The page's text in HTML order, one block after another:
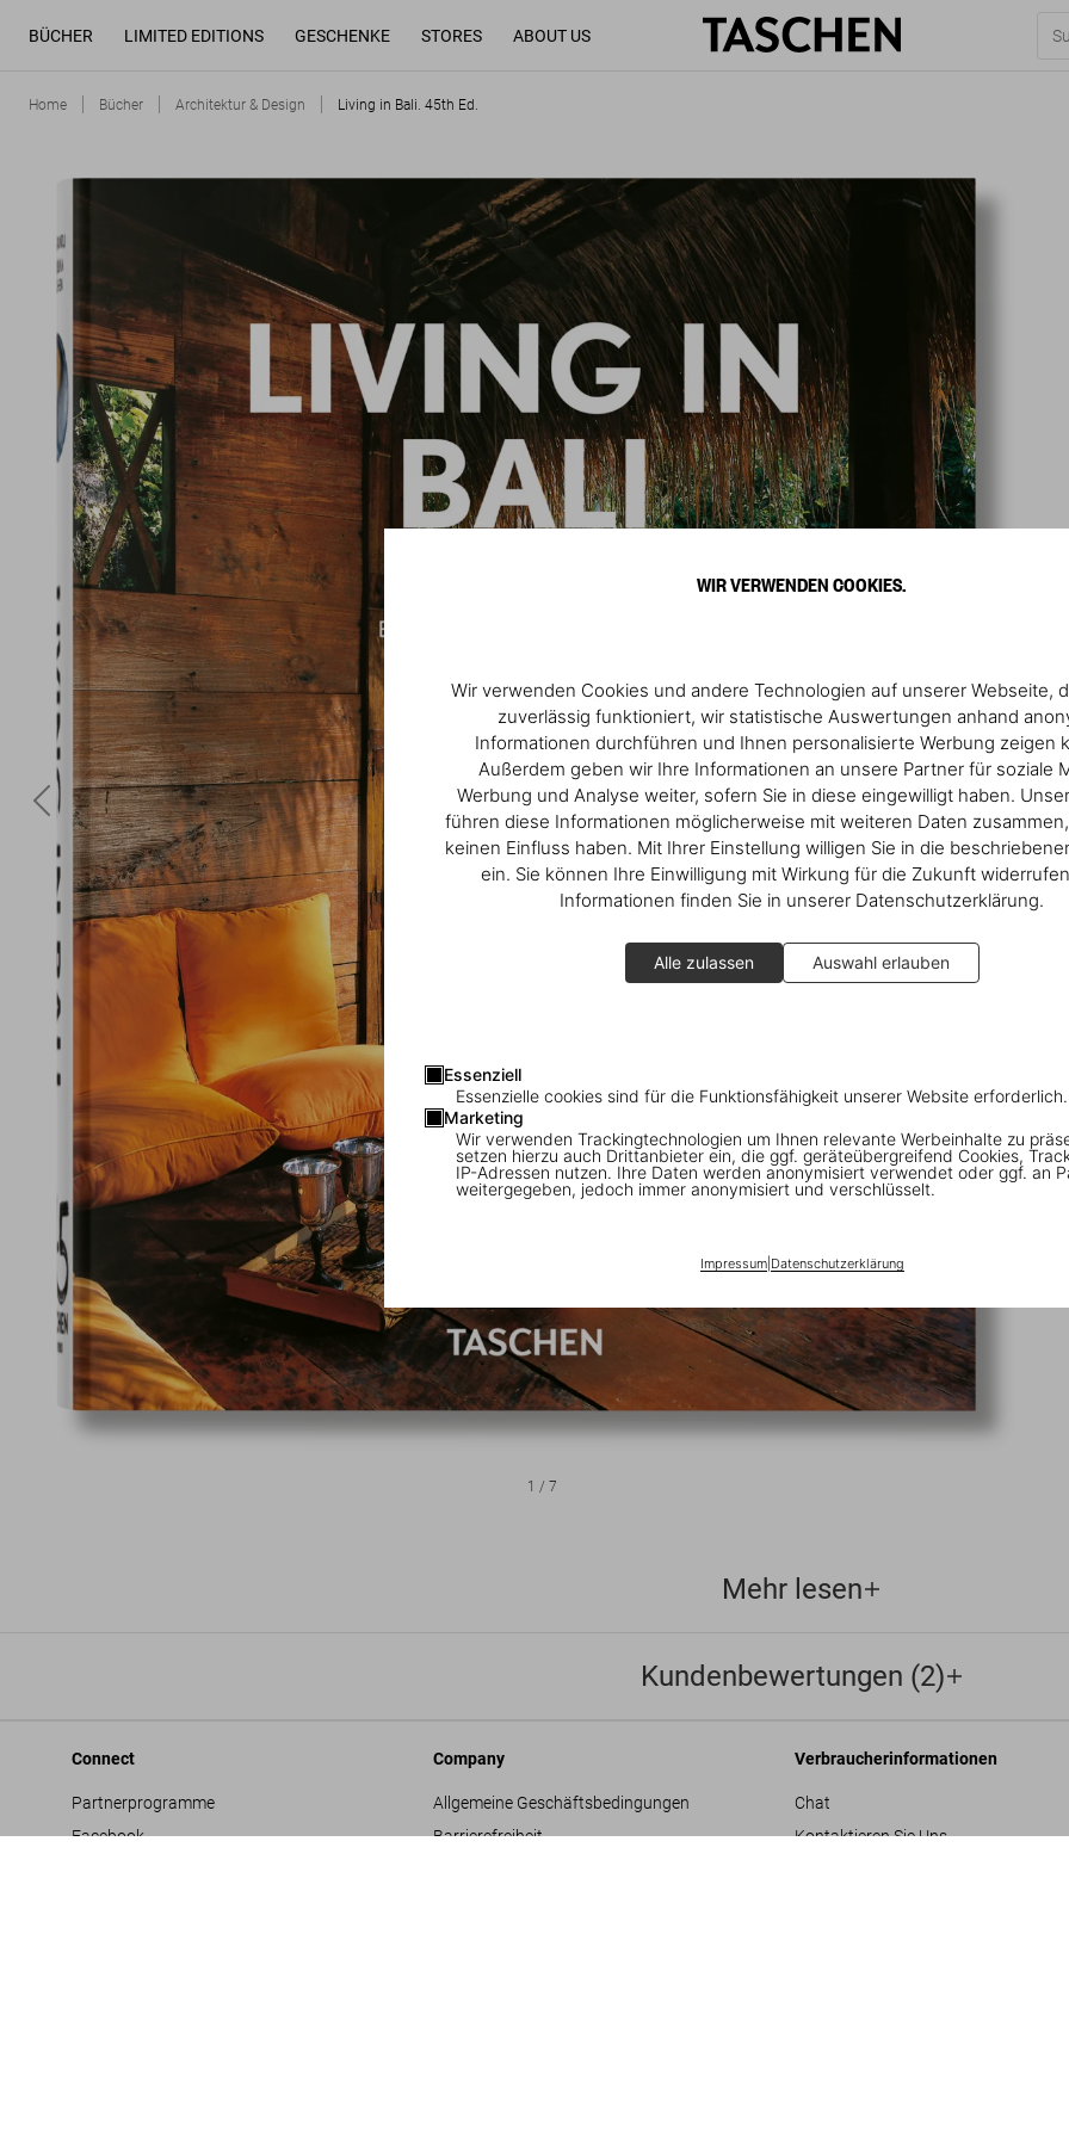
WIR VERWENDEN COOKIES.
Wir verwenden Cookies und andere Technologien auf unserer Webseite,
zuverlässig funktioniert, wir statistische Auswertungen anhand
Informationen durchführen und Ihnen personalisierte Werbung zeigen
Außerdem geben wir Ihre Informationen an unsere Partner für soziale
Werbung und Analyse weiter, sofern Sie in diese eingewilligt haben.
führen diese Informationen möglicherweise mit weiteren Daten
keinen Einfluss haben. Mit Ihrer Einstellung willigen Sie in die
ein. Sie können Ihre Einwilligung mit Wirkung für die Zukunft
Informationen finden Sie in unserer Datenschutzerklärung.
Alle zulassen Auswahl erlauben
Essenziell
Essenzielle cookies sind für die Funktionsfähigkeit unserer Website erforderlich.
Marketing
Wir verwenden Trackingtechnologien um Ihnen relevante Werbeinhalte zu
setzen hierzu auch Drittanbieter ein, die ggf. geräteübergreifend Cookies,
IP-Adressen nutzen. Ihre Daten werden anonymisiert verwendet oder ggf. an
weitergegeben, jedoch immer anonymisiert und verschlüsselt.
Impressum| Datenschutzerklärung
BÜCHER LIMITED EDITIONS GESCHENKE STORES ABOUT US
Home Bücher Architektur & Design Living in Bali. 45th Ed.
1 /7
Mehr lesen
Kundenbewertungen (2)
Connect
Partnerprogramme
Facebook
Company
Allgemeine Geschäftsbedingungen
Barrierefreiheit
Verbraucherinformationen
Chat
Kontaktieren Sie Uns